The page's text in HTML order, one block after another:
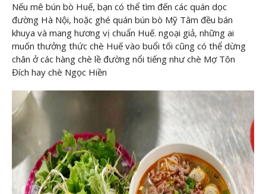
Nếu mê bún bò Huế, bạn có thể tìm đến các quán dọc
đường Hà Nội, hoặc ghé quán bún bò Mỹ Tâm đều bán
khuya và mang hương vị chuẩn Huế. ngoại giả, những ai
muốn thưởng thức chè Huế vào buổi tối cũng có thể dừng
chân ở các hàng chè lề đường nổi tiếng như chè Mợ Tôn
Đích hay chè Ngọc Hiền